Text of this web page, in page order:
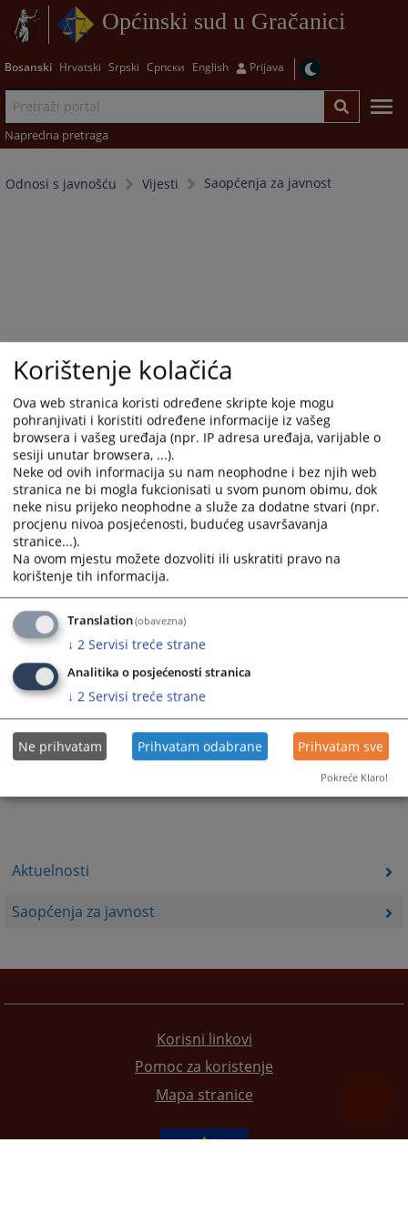
Općinski sud u Gračanici
Bosanski Hrvatski Srpski Српски English Prijava
Napredna pretraga
Odnosi s javnošću Vijesti Saopćenja za javnost
Aktuelnosti
Saopćenja za javnost
Trenutno nema vijesti
Korisni linkovi
Pomoc za koristenje
Mapa stranice
Korištenje kolačića
Ova web stranica koristi određene skripte koje mogu
pohranjivati i koristiti određene informacije iz vašeg
browsera i vašeg uređaja (npr. IP adresa uređaja, varijable o
sesiji unutar browsera, ...).
Neke od ovih informacija su nam neophodne i bez njih web
stranica ne bi mogla fukcionisati u svom punom obimu, dok
neke nisu prijeko neophodne a služe za dodatne stvari (npr.
procjenu nivoa posjećenosti, budućeg usavršavanja
stranice...).
Na ovom mjestu možete dozvoliti ili uskratiti pravo na
korištenje tih informacija.
Translation(obavezna)
↓ 2 Servisi treće strane
Analitika o posjećenosti stranica
↓ 2 Servisi treće strane
Ne prihvatam Prihvatam odabrane Prihvatam sve
Pokreće Klaro!